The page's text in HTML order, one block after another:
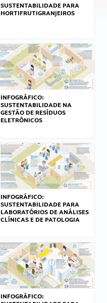
SUSTENTABILIDADE PARA
HORTIFRUTIGRANJEIROS
INFOGRÁFICO:
SUSTENTABILIDADE NA
GESTÃO DE RESÍDUOS
ELETRÔNICOS
INFOGRÁFICO:
SUSTENTABILIDADE PARA
LABORATÓRIOS DE ANÁLISES
CLÍNICAS E DE PATOLOGIA
INFOGRÁFICO: